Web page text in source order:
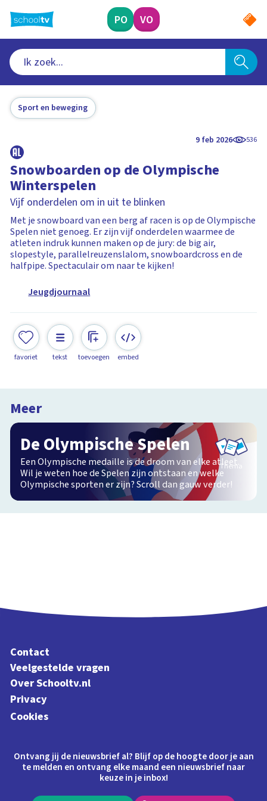
naar
hoofdinhoud
PO VO
Sport en beweging
9 feb 2026 536
Snowboarden op de Olympische
Winterspelen
Vijf onderdelen om in uit te blinken
Met je snowboard van een berg af racen is op de Olympische
Spelen niet genoeg. Er zijn vijf onderdelen waarmee de
atleten indruk kunnen maken op de jury: de big air,
slopestyle, parallelreuzenslalom, snowboardcross en de
halfpipe. Spectaculair om naar te kijken!
Jeugdjournaal
favoriet tekst toevoegen embed
Meer
De Olympische Spelen
Een Olympische medaille is de droom van elke atleet.
Wil je weten hoe de Spelen zijn ontstaan en welke
Olympische sporten er zijn? Scroll dan gauw verder!
Thema
Contact
Veelgestelde vragen
Over Schooltv.nl
Privacy
Cookies
Ontvang jij de nieuwsbrief al? Blijf op de hoogte door je aan
te melden en ontvang elke maand een nieuwsbrief naar
keuze in je inbox!